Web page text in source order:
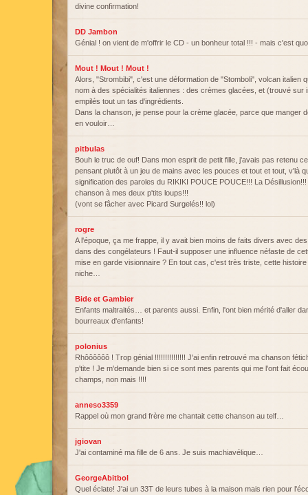
divine confirmation!
DD Jambon
Génial ! on vient de m'offrir le CD - un bonheur total !!! - mais c'est
Mout ! Mout ! Mout !
Alors, "Strombibi", c'est une déformation de "Stomboli", volcan italien
nom à des spécialités italiennes : des crèmes glacées, et (trouvé
empilés tout un tas d'ingrédients.
Dans la chanson, je pense pour la crème glacée, parce que manger
en vouloir…
pitbulas
Bouh le truc de ouf! Dans mon esprit de petit fille, j'avais pas retenu
pensant plutôt à un jeu de mains avec les pouces et tout et tout, v'là
signification des paroles du RIKIKI POUCE POUCE!!! La
chanson à mes deux p'tits loups!!!
(vont se fâcher avec Picard Surgelés!! lol)
rogre
A l'époque, ça me frappe, il y avait bien moins de faits divers avec
dans des congélateurs ! Faut-il supposer une influence néfaste de
mise en garde visionnaire ? En tout cas, c'est très triste, cette
niche…
Bide et Gambier
Enfants maltraités… et parents aussi. Enfin, l'ont bien mérité d'aller
bourreaux d'enfants!
polonius
Rhôôôôôô ! Trop génial !!!!!!!!!!!!!!! J'ai enfin retrouvé ma chanson
p'tite ! Je m'demande bien si ce sont mes parents qui me l'ont fait
champs, non mais !!!!
anneso3359
Rappel où mon grand frère me chantait cette chanson au telf…
jgiovan
J'ai contaminé ma fille de 6 ans. Je suis machiavélique…
GeorgeAbitbol
Quel éclate! J'ai un 33T de leurs tubes à la maison mais rien pour